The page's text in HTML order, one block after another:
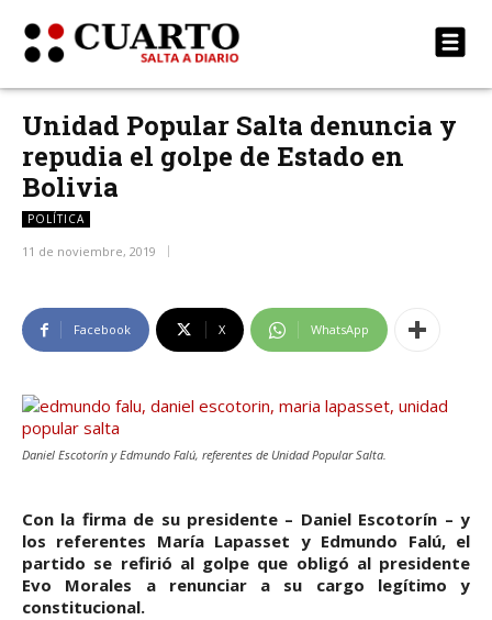
Unidad Popular Salta denuncia y
repudia el golpe de Estado en
Bolivia
POLÍTICA
11 de noviembre, 2019
Facebook X WhatsApp
Daniel Escotorín y Edmundo Falú, referentes de Unidad Popular Salta.
Con la firma de su presidente – Daniel Escotorín – y
los referentes María Lapasset y Edmundo Falú, el
partido se refirió al golpe que obligó al presidente
Evo Morales a renunciar a su cargo legítimo y
constitucional.